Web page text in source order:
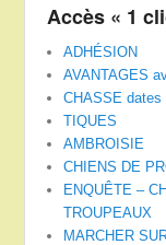
Accès « 1
ADHÉSION
AVANTAGES
CHASSE dates
TIQUES
AMBROISIE
CHIENS DE
ENQUÊTE –
TROUPEAUX
MARCHER